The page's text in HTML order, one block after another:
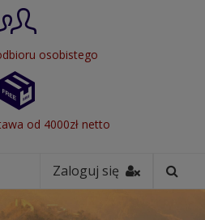
osobistego
od 4000zł netto
Zaloguj się